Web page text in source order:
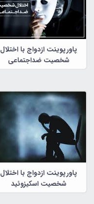
پاورپوینت ازدواج با اختلال
شخصیت ضداجتماعی
پاورپوینت ازدواج با اختلال
شخصیت اسکیزوئید